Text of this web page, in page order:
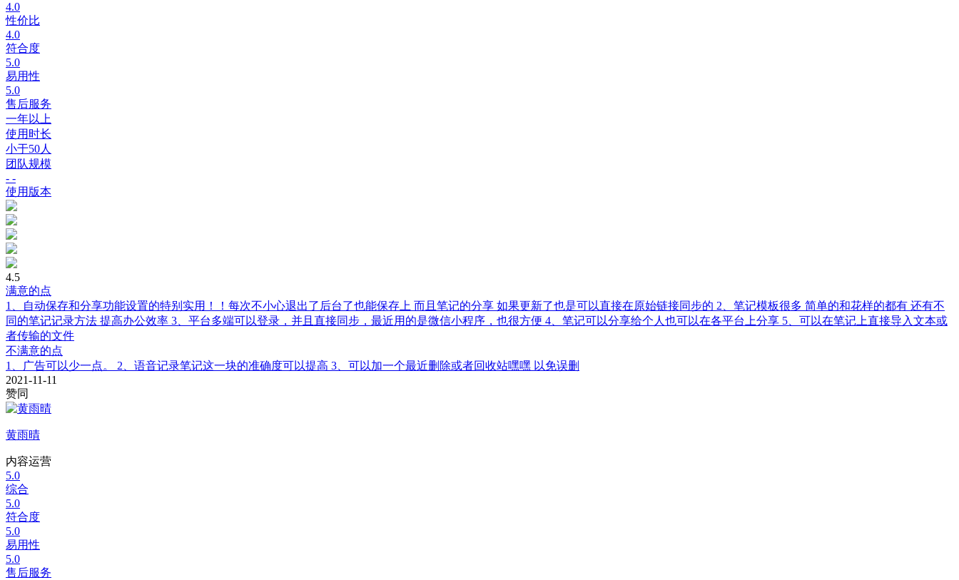
4.0
性价比
4.0
符合度
5.0
易用性
5.0
售后服务
一年以上
使用时长
小于50人
团队规模
- -
使用版本
4.5
满意的点
1、自动保存和分享功能设置的特别实用！！每次不小心退出了后台了也能保存上 而且笔记的分享 如果更新了也是可以直接在原始链接同步的 2、笔记模板很多 简单的和花样的都有 还有不
同的笔记记录方法 提高办公效率 3、平台多端可以登录，并且直接同步，最近用的是微信小程序，也很方便 4、笔记可以分享给个人也可以在各平台上分享 5、可以在笔记上直接导入文本或
者传输的文件
不满意的点
1、广告可以少一点。 2、语音记录笔记这一块的准确度可以提高 3、可以加一个最近删除或者回收站嘿嘿 以免误删
2021-11-11
赞同
黄雨晴
内容运营
5.0
综合
5.0
符合度
5.0
易用性
5.0
售后服务